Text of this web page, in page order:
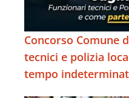
Concorso Comune
tecnici e polizia
tempo